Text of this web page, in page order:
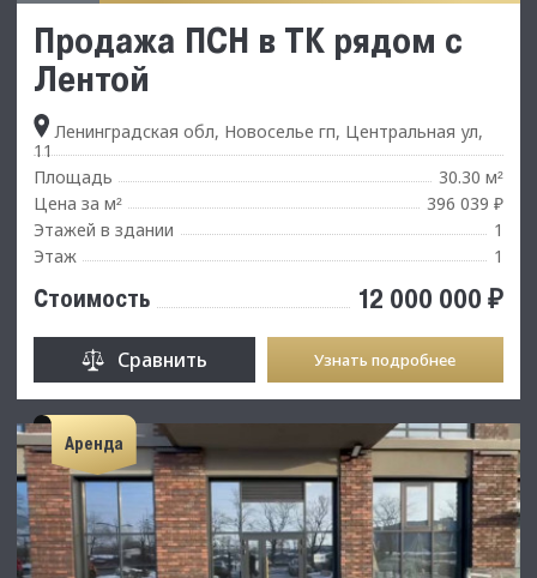
Продажа ПСН в ТК рядом с
Лентой
Ленинградская обл, Новоселье гп, Центральная ул,
11
Площадь
30.30 м²
Цена за м²
396 039 ₽
Этажей в здании
1
Этаж
1
Стоимость 12 000 000 ₽
Сравнить Узнать подробнее
Аренда